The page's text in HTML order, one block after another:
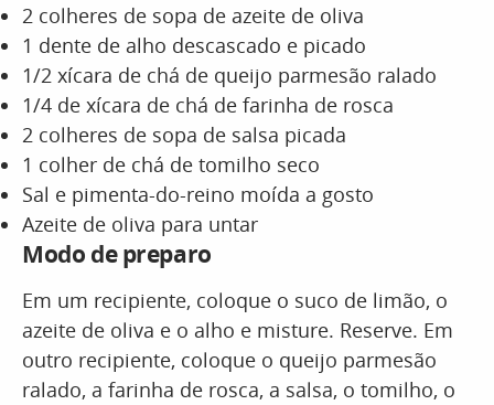
2 colheres de sopa de azeite de oliva
1 dente de alho descascado e picado
1/2 xícara de chá de queijo parmesão ralado
1/4 de xícara de chá de farinha de rosca
2 colheres de sopa de salsa picada
1 colher de chá de tomilho seco
Sal e pimenta-do-reino moída a gosto
Azeite de oliva para untar
Modo de preparo
Em um recipiente, coloque o suco de limão, o
azeite de oliva e o alho e misture. Reserve. Em
outro recipiente, coloque o queijo parmesão
ralado, a farinha de rosca, a salsa, o tomilho, o